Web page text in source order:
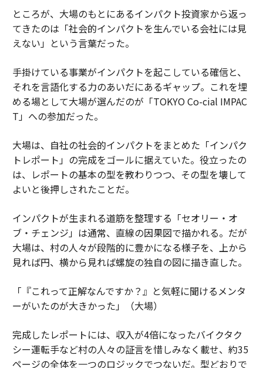
ところが、大場のもとにあるインパクト投資家から返っ
てきたのは「社会的インパクトを生んでいる会社には見
えない」という言葉だった。
手掛けている事業がインパクトを起こしている確信と、
それを言語化する力のあいだにあるギャップ。これを埋
める場として大場が選んだのが「TOKYO Co-cial IMPAC
T」への参加だった。
大場は、自社の社会的インパクトをまとめた「インパク
トレポート」の完成をゴールに据えていた。役立ったの
は、レポートの基本の型を教わりつつ、その型を壊して
よいと後押しされたことだ。
インパクトが生まれる道筋を整理する「セオリー・オ
ブ・チェンジ」は通常、直線の因果図で描かれる。だが
大場は、村の人々が段階的に豊かになる様子を、上から
見れば円、横から見れば螺旋の独自の図に描き直した。
「『これって正解なんですか？』と気軽に聞けるメンタ
ーがいたのが大きかった」（大場）
完成したレポートには、収入が4倍になったバイクタク
シー運転手など村の人々の証言を惜しみなく載せ、約35
ページの全体を一つのロジックでつないだ。型どおりで